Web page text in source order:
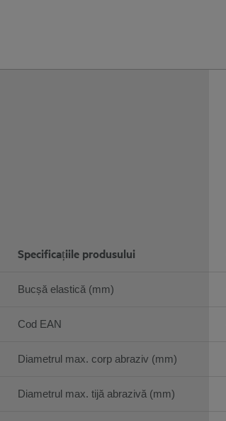
Specificațiile produsului
Bucșă elastică (mm)
Cod EAN
Diametrul max. corp abraziv (mm)
Diametrul max. tijă abrazivă (mm)